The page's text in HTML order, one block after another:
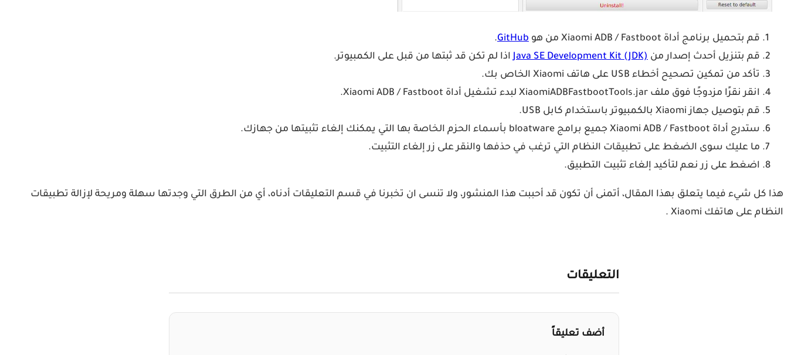
قم بتحميل برنامج أداة Xiaomi ADB / Fastboot من هو GitHub
.
قم بتنزيل أحدث إصدار من Java SE Development Kit (JDK) اذا لم تكن قد ثبتها من قبل على الكمبيوتر.
تأكد من تمكين تصحيح أخطاء USB على هاتف Xiaomi الخاص بك.
انقر نقرًا مزدوجًا فوق ملف XiaomiADBFastbootTools.jar لبدء تشغيل أداة Xiaomi ADB / Fastboot.
قم بتوصيل جهاز Xiaomi بالكمبيوتر باستخدام كابل USB.
ستدرج أداة Xiaomi ADB / Fastboot جميع برامج bloatware بأسماء الحزم الخاصة بها التي يمكنك إلغاء تثبيتها من جهازك.
ما عليك سوى الضغط على تطبيقات النظام التي ترغب في حذفها والنقر على زر إلغاء التثبيت.
اضغط على زر نعم لتأكيد إلغاء تثبيت التطبيق.
هذا كل شيء فيما يتعلق بهذا المقال، أتمنى أن تكون قد أحببت هذا المنشور، ولا تنسى ان تخبرنا في قسم التعليقات أدناه، أي من الطرق التي وجدتها سهلة ومريحة لإزالة تطبيقات
النظام على هاتفك Xiaomi .
التعليقات
أضف تعليقاً